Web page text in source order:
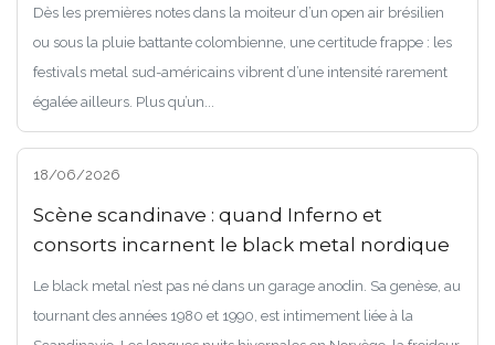
Dès les premières notes dans la moiteur d’un open air brésilien
ou sous la pluie battante colombienne, une certitude frappe : les
festivals metal sud-américains vibrent d’une intensité rarement
égalée ailleurs. Plus qu’un...
18/06/2026
Scène scandinave : quand Inferno et
consorts incarnent le black metal nordique
Le black metal n’est pas né dans un garage anodin. Sa genèse, au
tournant des années 1980 et 1990, est intimement liée à la